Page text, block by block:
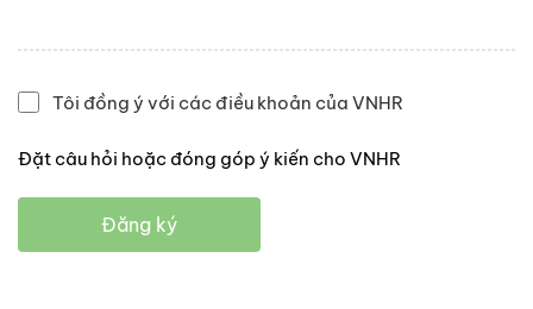
Tôi đồng ý với các điều khoản của VNHR
Đặt câu hỏi hoặc đóng góp ý kiến cho VNHR
Đăng ký